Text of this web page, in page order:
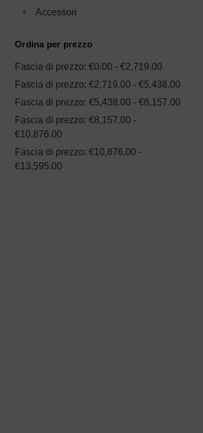
Toggle Accessori subcategories
Accessori
Ordina per prezzo
Fascia di prezzo: €0.00 - €2,719.00
Fascia di prezzo: €2,719.00 - €5,438.00
Fascia di prezzo: €5,438.00 - €8,157.00
Fascia di prezzo: €8,157.00 -
€10,876.00
Fascia di prezzo: €10,876.00 -
€13,595.00